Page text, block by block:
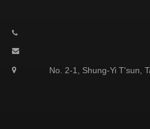
No. 2-1, Shung-Yi T'sun,